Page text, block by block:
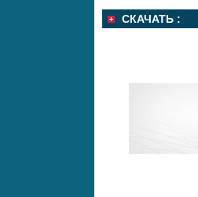
СКАЧАТЬ :